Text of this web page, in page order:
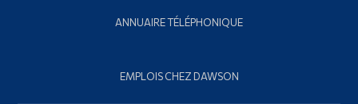
ANNUAIRE TÉLÉPHONIQUE
EMPLOIS CHEZ DAWSON